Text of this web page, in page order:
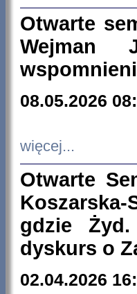
Otwarte
Wejman
08.05.2026
więcej...
Otwarte
Koszarska-
gdzie
dyskurs o
02.04.2026